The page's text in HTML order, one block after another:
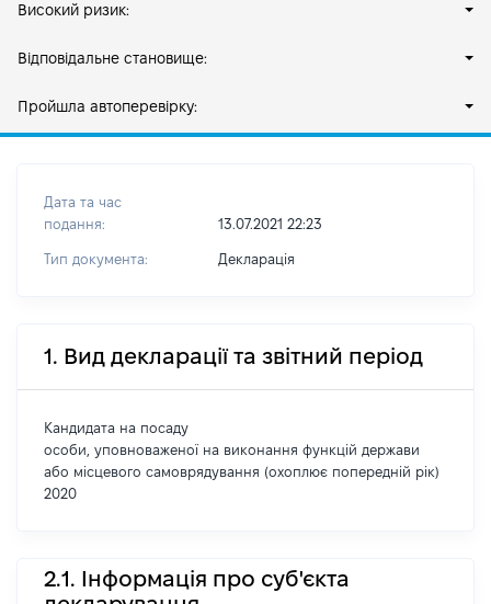
Високий ризик:
Відповідальне становище:
Пройшла автоперевірку:
Дата та час
подання:
13.07.2021 22:23
Тип документа: Декларація
1. Вид декларації та звітний період
Кандидата на посаду
особи, уповноваженої на виконання функцій держави
або місцевого самоврядування (охоплює попередній рік)
2020
2.1. Інформація про суб'єкта